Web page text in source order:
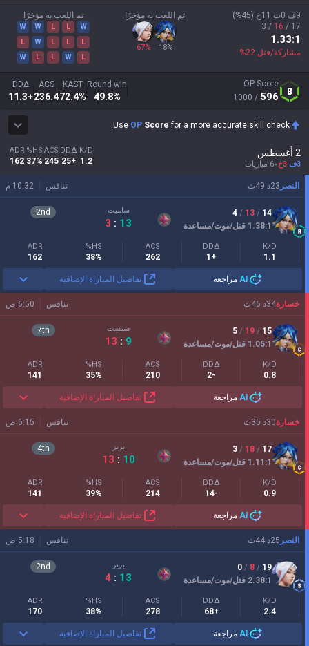
9ف 0ت 11خ (
45
%)
17
/
16
/
3
1.33:1
مشاركة/قتل 22
%
تم اللعب به مؤخرًا
18%
67%
تم اللعب به مؤخرًا
W
L
L
W
W
L
L
L
W
L
L
W
L
L
W
OP Score
596
/ 1000
Round win
49.8%
KAST
72.4%
ACS
236.4
DDΔ
+11.3
Use OP Score for a more accurate skill check.
2 أغسطس
3ف -3خ 6 مباريات
K/D
1.2
DDΔ
+25
ACS
245
HS%
37%
ADR
162
تنافس 10:32 م النصر 23د 49ث
14
/
13
/
4
1.38:1 قتل/موت/مساعدة
ساميت
13
:
3
2nd
K/D
1.1
DDΔ
+1
ACS
262
HS%
38%
ADR
162
AI مراجعة تفاصيل المباراة الإضافية
تنافس 6:50 ص خسارة34د 46ث
15
/
19
/
5
1.05:1 قتل/موت/مساعدة
سَنسِت
9
:
13
7th
K/D
0.8
DDΔ
-2
ACS
210
HS%
35%
ADR
141
AI مراجعة تفاصيل المباراة الإضافية
تنافس 6:15 ص خسارة30د 35ث
17
/
18
/
3
1.11 :1 قتل/موت/مساعدة
بريز
10
:
13
4th
K/D
0.9
DDΔ
-14
ACS
214
HS%
39%
ADR
141
AI مراجعة تفاصيل المباراة الإضافية
تنافس 5:18 ص النصر 25د 44ث
19
/
8
/
0
2.38:1 قتل/موت/مساعدة
بريز
13
:
4
2nd
K/D
2.4
DDΔ
+68
ACS
278
HS%
38%
ADR
170
AI مراجعة تفاصيل المباراة الإضافية